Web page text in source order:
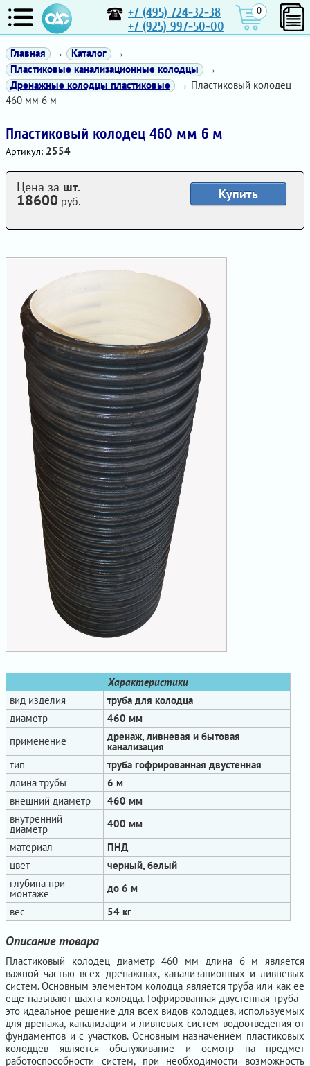
+7 (495) 724-32-38
+7 (925) 997-50-00
0
Главная → Каталог
→
Пластиковые канализационные колодцы
→
Дренажные колодцы пластиковые
→ Пластиковый колодец
460 мм 6 м
Пластиковый колодец 460 мм 6 м
Артикул: 2554
Характеристики
вид изделия
труба для колодца
диаметр
460 мм
применение
дренаж, ливневая и бытовая
канализация
тип
труба гофрированная двустенная
длина трубы
6 м
внешний диаметр
460 мм
внутренний
диаметр
400 мм
материал
ПНД
цвет
черный, белый
глубина при
монтаже
до 6 м
вес
54 кг
Купить
Цена за шт.
18600 руб.
Описание товара
Пластиковый колодец диаметр 460 мм длина 6 м является
важной частью всех дренажных, канализационных и ливневых
систем. Основным элементом колодца является труба или как её
еще называют шахта колодца. Гофрированная двустенная труба -
это идеальное решение для всех видов колодцев, используемых
для дренажа, канализации и ливневых систем водоотведения от
фундаментов и с участков. Основным назначением пластиковых
колодцев является обслуживание и осмотр на предмет
работоспособности систем, при необходимости возможность